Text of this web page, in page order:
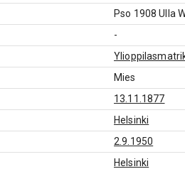
Pso 1908 Ulla
-
Mies
13.11.1877
Helsinki
2.9.1950
Helsinki